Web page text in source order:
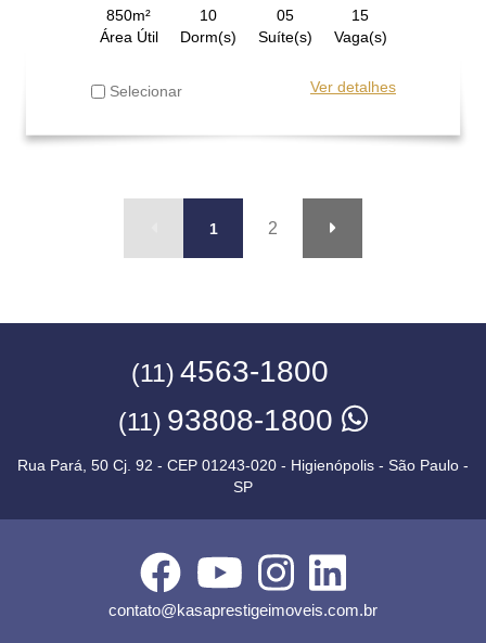
850m²
Área Útil
10
Dorm(s)
05
Suíte(s)
15
Vaga(s)
Selecionar Ver detalhes
1 2
(11) 4563-1800
(11) 93808-1800
Rua Pará, 50 Cj. 92 - CEP 01243-020 - Higienópolis - São Paulo -
SP
contato@kasaprestigeimoveis.com.br